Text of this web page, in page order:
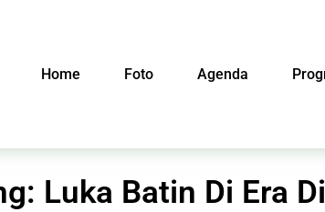
Home Foto Agenda
Luka Batin Di Era